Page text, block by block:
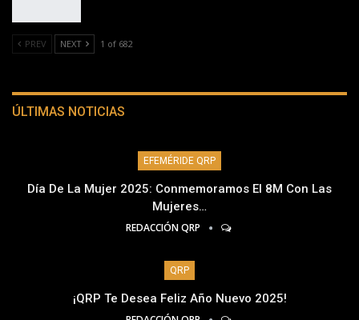
PREV NEXT 1 of 682
ÚLTIMAS NOTICIAS
EFEMÉRIDE QRP
Día De La Mujer 2025: Conmemoramos El 8M Con Las
Mujeres…
REDACCIÓN QRP
QRP
¡QRP Te Desea Feliz Año Nuevo 2025!